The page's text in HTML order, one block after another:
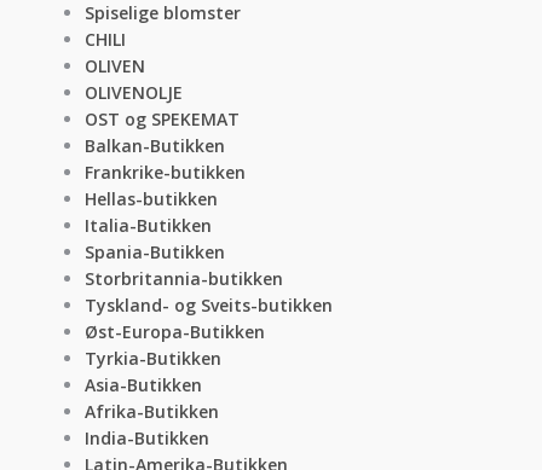
Spiselige blomster
CHILI
OLIVEN
OLIVENOLJE
OST og SPEKEMAT
Balkan-Butikken
Frankrike-butikken
Hellas-butikken
Italia-Butikken
Spania-Butikken
Storbritannia-butikken
Tyskland- og Sveits-butikken
Øst-Europa-Butikken
Tyrkia-Butikken
Asia-Butikken
Afrika-Butikken
India-Butikken
Latin-Amerika-Butikken